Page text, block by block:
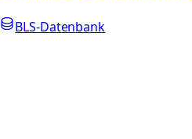
BLS-Datenbank